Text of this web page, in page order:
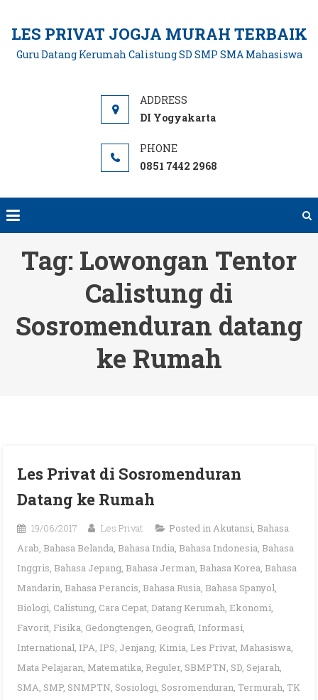
content
LES PRIVAT JOGJA MURAH TERBAIK
Guru Datang Kerumah Calistung SD SMP SMA Mahasiswa
DI Yogyakarta
0851 7442 2968
Tag: Lowongan Tentor
Calistung di
Sosromenduran datang
ke Rumah
Les Privat di Sosromenduran
Datang ke Rumah
19/06/2017 Les Privat Posted inAkutansi, Bahasa
Arab, Bahasa Belanda, Bahasa India, Bahasa Indonesia, Bahasa
Inggris, Bahasa Jepang, Bahasa Jerman, Bahasa Korea, Bahasa
Mandarin, Bahasa Perancis, Bahasa Rusia, Bahasa Spanyol,
Biologi, Calistung, Cara Cepat, Datang Kerumah, Ekonomi,
Favorit, Fisika, Gedongtengen, Geografi, Informasi,
International, IPA, IPS, Jenjang, Kimia, Les Privat, Mahasiswa,
Mata Pelajaran, Matematika, Reguler, SBMPTN, SD, Sejarah,
SMA, SMP, SNMPTN, Sosiologi, Sosromenduran, Termurah, TK